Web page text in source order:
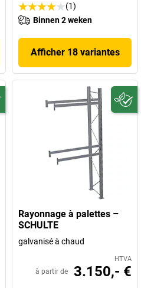
(1)
Binnen 2 weken
Afficher 18 variantes
Rayonnage à palettes –
SCHULTE
galvanisé à chaud
HTVA
à partir de 3.150,- €